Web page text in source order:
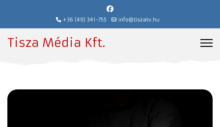
+36 (49) 341-755 info@tiszatv.hu
Tisza Média Kft.